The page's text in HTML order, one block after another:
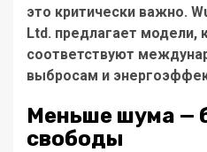
это критически важно.
Ltd. предлагает модели,
соответствуют
выбросам и
Меньше шума —
свободы